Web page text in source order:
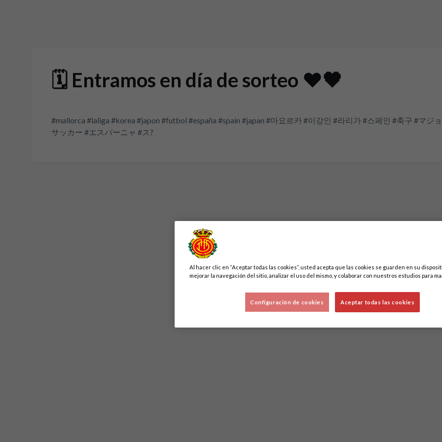
🗓️ Entramos en día de sorteo ❤️🖤
#mallorca #laliga #korea #japon #futbol #españa #spain #japan #마요르카 #이강인 #라리가 #스페인 #축구 #マジ
サッカー #エスパーニャ #ス?
Al hacer clic en “Aceptar todas las cookies”, usted acepta que las cookies se guarden en su
mejorar la navegación del sitio, analizar el uso del mismo, y colaborar con nuestros estudios para
Aceptar todas las cookies
Configuración de cookies